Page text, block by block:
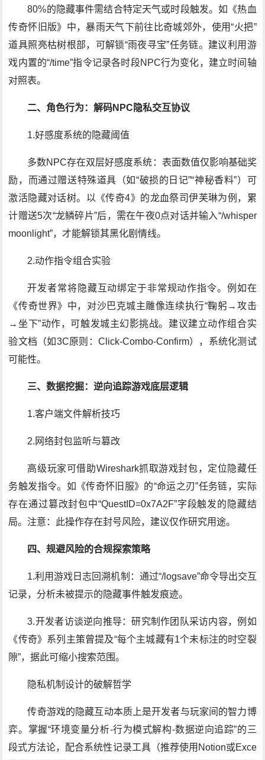
80%的隐藏事件需结合特定天气或时段触发。如《热血
传奇怀旧版》中，暴雨天气下前往比奇城郊外，使用“火把”
道具照亮枯树根部，可解锁“雨夜寻宝”任务链。建议利用游
戏内置的“/time”指令记录各时段NPC行为变化，建立时间轴
对照表。
二、角色行为：解码NPC隐私交互协议
1.好感度系统的隐藏阈值
多数NPC存在双层好感度系统：表面数值仅影响基础奖
励，而通过赠送特殊道具（如“破损的日记”“神秘香料”）可
激活隐藏对话树。以《传奇4》的龙血祭司伊芙琳为例，累
计赠送5次“龙鳞碎片”后，需在午夜0点对话并输入“/whisper
moonlight”，才能解锁其黑化剧情线。
2.动作指令组合实验
开发者常将隐藏互动绑定于非常规动作指令。例如在
《传奇世界》中，对沙巴克城主雕像连续执行“鞠躬→攻击
→坐下”动作，可触发城主幻影挑战。建议建立动作组合实
验文档（如3C原则：Click-Combo-Confirm），系统化测试
可能性。
三、数据挖掘：逆向追踪游戏底层逻辑
1.客户端文件解析技巧
2.网络封包监听与篡改
高级玩家可借助Wireshark抓取游戏封包，定位隐藏任
务触发指令。如《传奇怀旧服》的“命运之刃”任务链，实际
存在通过篡改封包中“QuestID=0x7A2F”字段触发的隐藏结
局。注意：此操作存在封号风险，建议仅作研究用途。
四、规避风险的合规探索策略
1.利用游戏日志回溯机制：通过“/logsave”命令导出交互
记录，分析未被提示的隐藏事件触发痕迹。
3.开发者访谈逆向推导：研究制作团队采访内容，例如
《传奇》系列主策曾提及“每个主城藏有1个未标注的时空裂
隙”，据此可缩小搜索范围。
隐私机制设计的破解哲学
传奇游戏的隐藏互动本质上是开发者与玩家间的智力博
弈。掌握“环境变量分析-行为模式解构-数据逆向追踪”的三
段式方法论，配合系统性记录工具（推荐使用Notion或Exce